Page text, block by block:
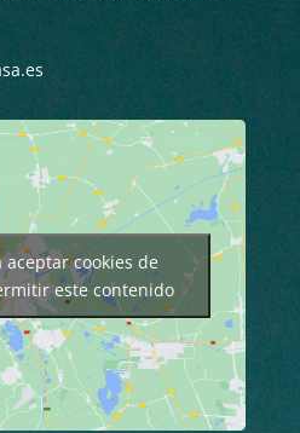
aceptar cookies de
este contenido